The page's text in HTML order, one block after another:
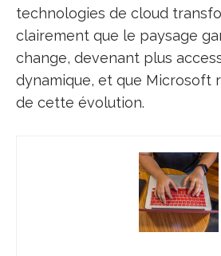
technologies de cloud
clairement que le paysage
change, devenant plus
dynamique, et que Microsoft
de cette évolution.